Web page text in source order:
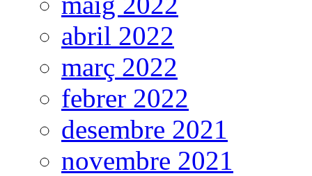
abril 2022
març 2022
febrer 2022
desembre 2021
novembre 2021